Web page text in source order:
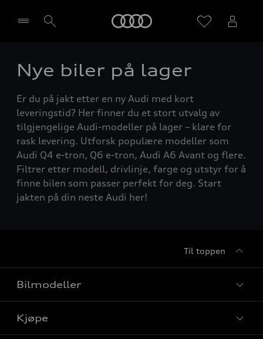
Velg forhandler
Nye biler på lager
Er du på jakt etter en ny Audi med kort
leveringstid? Her finner du et stort utvalg av
tilgjengelige Audi-modeller på lager – klare for
rask levering. Utforsk populære modeller som
Audi Q4 e-tron, Q6 e-tron, Audi A6 Avant og flere.
Filtrer etter modell, drivlinje, farge og utstyr for å
finne bilen som passer perfekt for deg. Start
jakten på din neste Audi her!
Til toppen
Bilmodeller
Finn din Audi
Kjøpe